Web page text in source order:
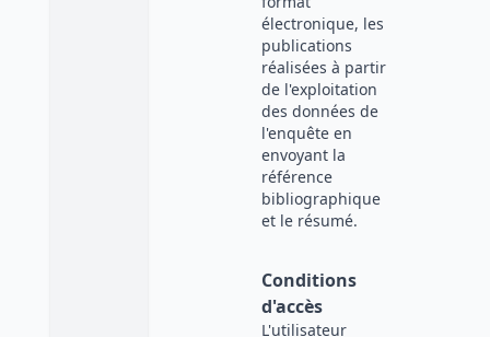
électronique, les
publications
réalisées à partir
de l'exploitation
des données de
l'enquête en
envoyant la
référence
bibliographique
et le résumé.
Conditions
d'accès
L'utilisateur